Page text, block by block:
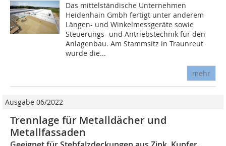
Das mittelständische Unternehmen
Heidenhain Gmbh fertigt unter anderem
Längen- und Winkelmessgeräte sowie
Steuerungs- und Antriebstechnik für den
Anlagenbau. Am Stammsitz in Traunreut
wurde die...
mehr
Ausgabe 06/2022
Trennlage für Metalldächer und
Metallfassaden